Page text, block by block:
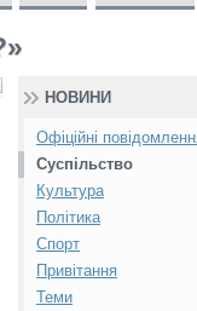
НОВИНИ
Офіційні
Суспільство
Культура
Політика
Спорт
Привітання
Теми